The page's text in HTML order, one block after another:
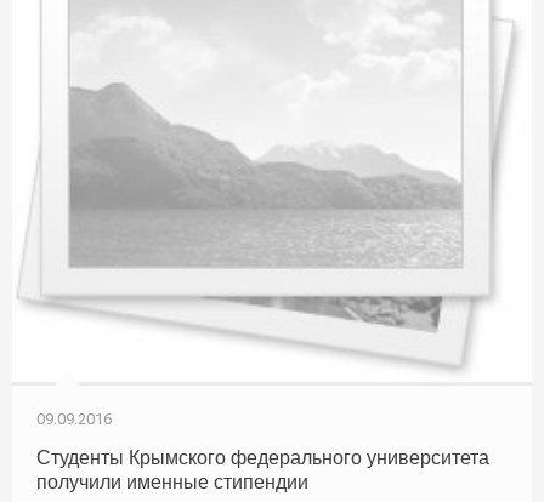
09.09.2016
Студенты Крымского федерального университета
получили именные стипендии